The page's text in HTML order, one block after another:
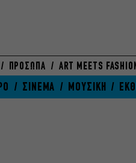
ΠΡΟΣΩΠΑ ART MEETS FASHION
ΣΙΝΕΜΑ ΜΟΥΣΙΚΗ